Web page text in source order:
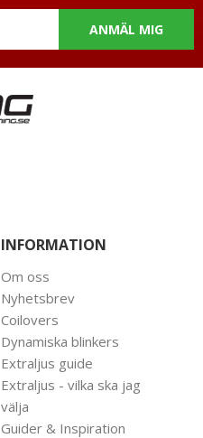
ANMÄL MIG
INFORMATION
Om oss
Nyhetsbrev
Coilovers
Dynamiska blinkers
Extraljus guide
Extraljus - vilka ska jag
välja
Guider & Inspiration